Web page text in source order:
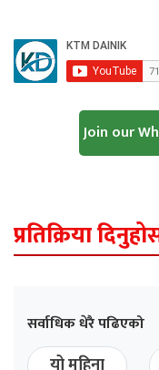
Join our
प्रतिक्रिया
सर्वाधिक धेरै पढिएको